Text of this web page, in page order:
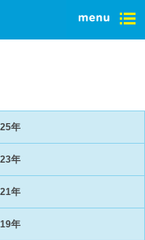
年
年
年
年